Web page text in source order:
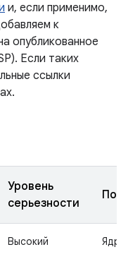
и, если применимо,
к
опубликованное
Если таких
ссылки
Уровень
серьезности
Высокий Ядро